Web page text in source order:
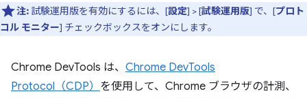
注: 試験運用版を有効にするには、[設定] > [試験運用版] で、[プロト
コル モニター] チェックボックスをオンにします。
Chrome DevTools は、 Chrome DevTools
Protocol（CDP） を使用して、Chrome ブラウザの計測、